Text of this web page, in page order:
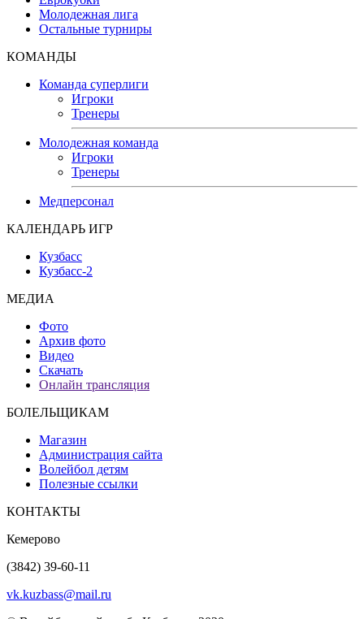
Молодежная лига
Остальные турниры
КОМАНДЫ
Команда суперлиги
Игроки
Тренеры
Молодежная команда
Игроки
Тренеры
Медперсонал
КАЛЕНДАРЬ ИГР
Кузбасс
Кузбасс-2
МЕДИА
Фото
Архив фото
Видео
Скачать
Онлайн трансляция
БОЛЕЛЬЩИКАМ
Магазин
Администрация сайта
Волейбол детям
Полезные ссылки
КОНТАКТЫ
Кемерово
(3842) 39-60-11
vk.kuzbass@mail.ru